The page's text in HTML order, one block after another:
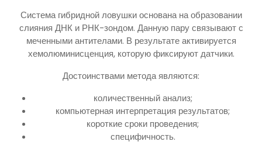
Система гибридной ловушки основана на образовании
слияния ДНК и РНК-зондом. Данную пару связывают с
меченными антителами. В результате активируется
хемолюминисценция, которую фиксируют датчики.
Достоинствами метода являются:
количественный анализ;
компьютерная интерпретация результатов;
короткие сроки проведения;
специфичность.